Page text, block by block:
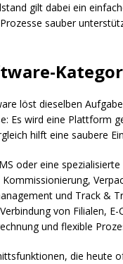
gilt dabei ein
sauber
löst dieselben
Es wird eine Plattform
hilft eine saubere
oder eine
und Track &
von Filialen,
und flexible
die heute